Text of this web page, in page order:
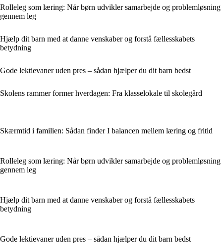
Rolleleg som læring: Når børn udvikler samarbejde og problemløsning
gennem leg
Hjælp dit barn med at danne venskaber og forstå fællesskabets
betydning
Gode lektievaner uden pres – sådan hjælper du dit barn bedst
Skolens rammer former hverdagen: Fra klasselokale til skolegård
Skærmtid i familien: Sådan finder I balancen mellem læring og fritid
Rolleleg som læring: Når børn udvikler samarbejde og problemløsning
gennem leg
Hjælp dit barn med at danne venskaber og forstå fællesskabets
betydning
Gode lektievaner uden pres – sådan hjælper du dit barn bedst